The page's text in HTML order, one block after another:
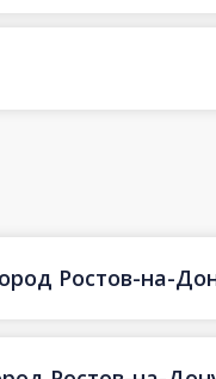
Ростов-на-